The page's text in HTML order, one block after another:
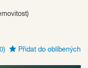
Přidat do oblíbených